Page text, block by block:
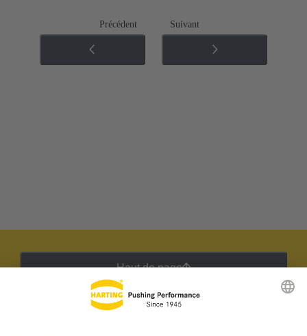
Précédent Suivant
Haut de page